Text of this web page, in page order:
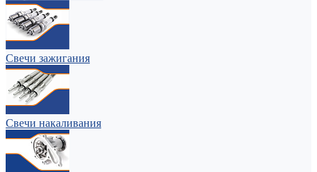
Свечи зажигания
Свечи накаливания